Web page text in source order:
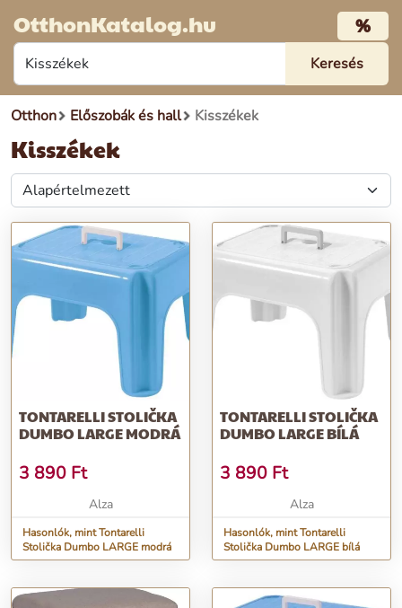
OtthonKatalog.hu %
Otthon Előszobák és hall Kisszékek
Kisszékek
TONTARELLI STOLIČKA
DUMBO LARGE MODRÁ
3 890 Ft
Alza
Hasonlók, mint Tontarelli
Stolička Dumbo LARGE modrá
TONTARELLI STOLIČKA
DUMBO LARGE BÍLÁ
3 890 Ft
Alza
Hasonlók, mint Tontarelli
Stolička Dumbo LARGE bílá